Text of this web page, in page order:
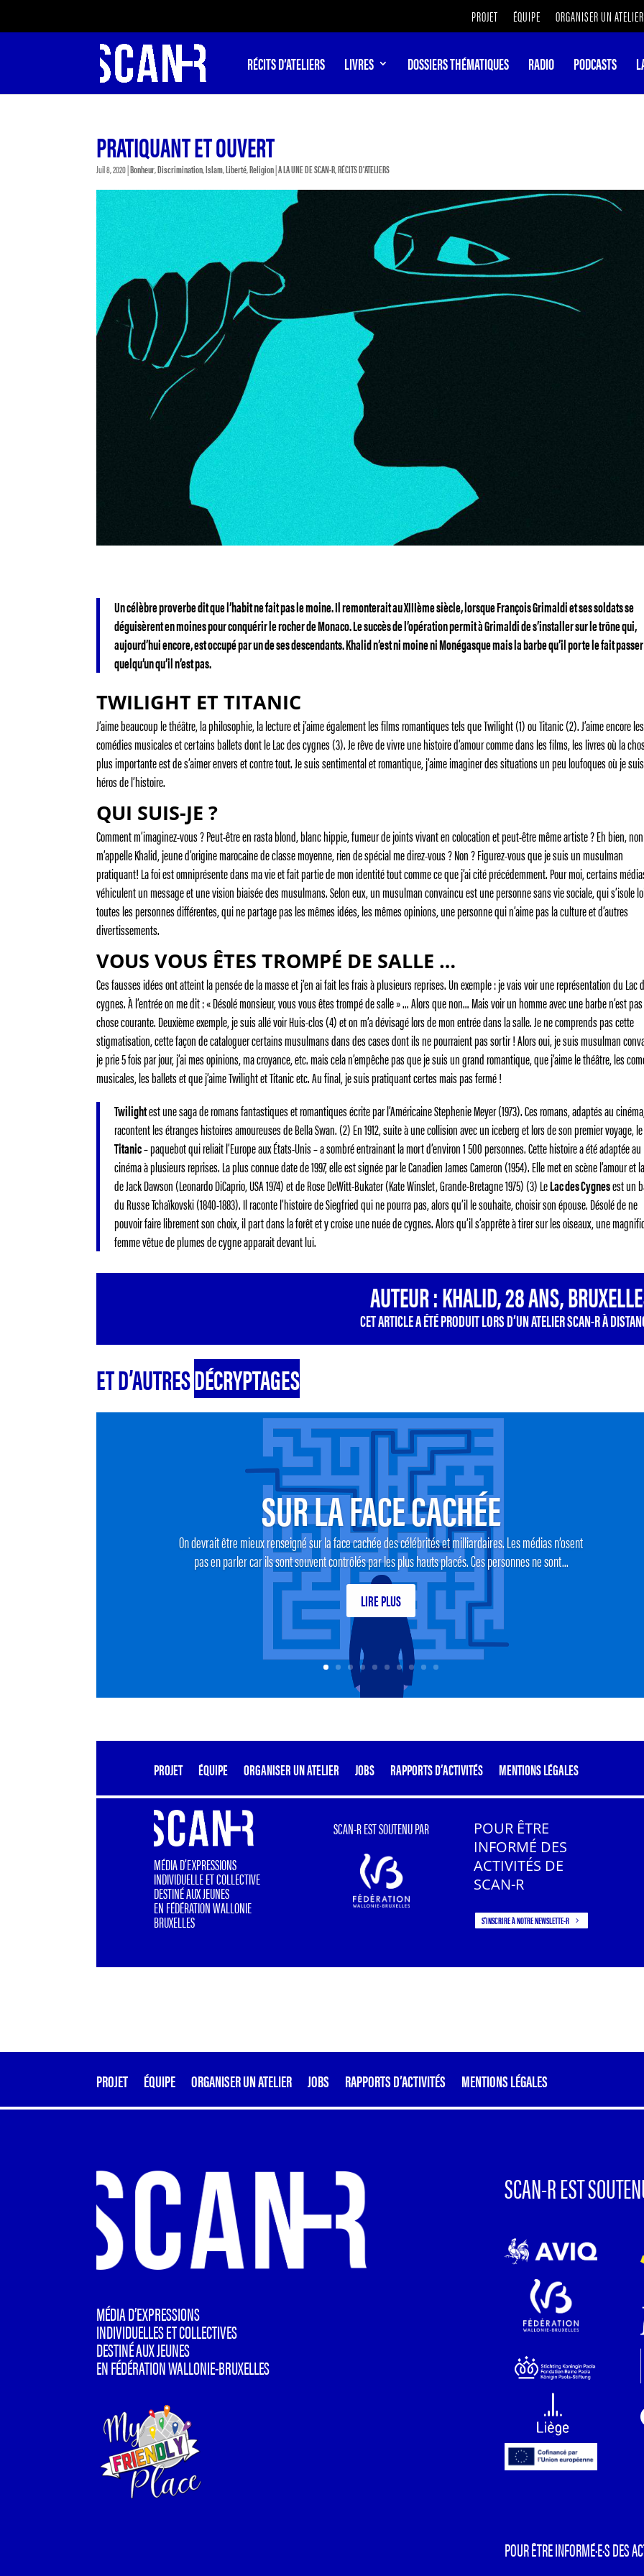
PROJET ÉQUIPE ORGANISER UN ATELIER
RÉCITS D’ATELIERS LIVRES DOSSIERS THÉMATIQUES RADIO PODCASTS
PRATIQUANT ET OUVERT
Juil 8, 2020|Bonheur,Discrimination,Islam,Liberté,Religion|A LA UNE DE SCAN-R,RÉCITS D'ATELIERS
Un célèbre proverbe dit que l’habit ne fait pas le moine. Il remonterait au XIIIème siècle, lorsque François Grimaldi et ses soldats se
déguisèrent en moines pour conquérir le rocher de Monaco. Le succès de l’opération permit à Grimaldi de s’installer sur le trône qui,
aujourd’hui encore, est occupé par un de ses descendants. Khalid n’est ni moine ni Monégasque mais la barbe qu’il porte le fait
quelqu’un qu’il n’est pas.
TWILIGHT ET TITANIC
J’aime beaucoup le théâtre, la philosophie, la lecture et j’aime également les films romantiques tels que Twilight (1) ou Titanic (2). J’aime encore les
comédies musicales et certains ballets dont le Lac des cygnes (3). Je rêve de vivre une histoire d’amour comme dans les films, les livres où la
plus importante est de s’aimer envers et contre tout. Je suis sentimental et romantique, j’aime imaginer des situations un peu loufoques où je
héros de l’histoire.
QUI SUIS-JE ?
Comment m’imaginez-vous ? Peut-être en rasta blond, blanc hippie, fumeur de joints vivant en colocation et peut-être même artiste ? Eh bien,
m’appelle Khalid, jeune d’origine marocaine de classe moyenne, rien de spécial me direz-vous ? Non ? Figurez-vous que je suis un musulman
pratiquant! La foi est omniprésente dans ma vie et fait partie de mon identité tout comme ce que j’ai cité précédemment. Pour moi, certains
véhiculent un message et une vision biaisée des musulmans. Selon eux, un musulman convaincu est une personne sans vie sociale, qui s’isole
toutes les personnes différentes, qui ne partage pas les mêmes idées, les mêmes opinions, une personne qui n’aime pas la culture et d’autres
divertissements.
VOUS VOUS ÊTES TROMPÉ DE SALLE …
Ces fausses idées ont atteint la pensée de la masse et j’en ai fait les frais à plusieurs reprises. Un exemple : je vais voir une représentation du Lac
cygnes. À l’entrée on me dit : « Désolé monsieur, vous vous êtes trompé de salle » … Alors que non… Mais voir un homme avec une barbe n’est pas
chose courante. Deuxième exemple, je suis allé voir Huis-clos (4) et on m’a dévisagé lors de mon entrée dans la salle. Je ne comprends pas cette
stigmatisation, cette façon de cataloguer certains musulmans dans des cases dont ils ne pourraient pas sortir ! Alors oui, je suis musulman
je prie 5 fois par jour, j’ai mes opinions, ma croyance, etc. mais cela n’empêche pas que je suis un grand romantique, que j’aime le théâtre, les
musicales, les ballets et que j’aime Twilight et Titanic etc. Au final, je suis pratiquant certes mais pas fermé !
Twilightest une saga de romans fantastiques et romantiques écrite par l’Américaine Stephenie Meyer (1973). Ces romans, adaptés au
racontent les étranges histoires amoureuses de Bella Swan. (2) En 1912, suite à une collision avec un iceberg et lors de son premier voyage, le
Titanic– paquebot qui reliait l’Europe aux États-Unis – a sombré entrainant la mort d’environ 1 500 personnes. Cette histoire a été adaptée au
cinéma à plusieurs reprises. La plus connue date de 1997, elle est signée par le Canadien James Cameron (1954). Elle met en scène l’amour et
de Jack Dawson (Leonardo DiCaprio, USA 1974) et de Rose DeWitt-Bukater (Kate Winslet, Grande-Bretagne 1975) (3) LeLac des Cygnesest un
du Russe Tchaïkovski (1840-1883). Il raconte l’histoire de Siegfried qui ne pourra pas, alors qu’il le souhaite, choisir son épouse. Désolé de ne
pouvoir faire librement son choix, il part dans la forêt et y croise une nuée de cygnes. Alors qu’il s’apprête à tirer sur les oiseaux, une
femme vêtue de plumes de cygne apparait devant lui.
AUTEUR : KHALID, 28 ANS,
CET ARTICLE A ÉTÉ PRODUIT LORS D’UN ATELIER SCAN-R À
ET D’AUTRESDÉCRYPTAGES
SUR LA FACE CACHÉE
On devrait être mieux renseigné sur la face cachée des célébrités et milliardaires. Les médias n’osent
pas en parler car ils sont souvent contrôlés par les plus hauts placés. Ces personnes ne sont...
LIRE PLUS
PROJET ÉQUIPE ORGANISER UN ATELIER JOBS RAPPORTS D’ACTIVITÉS MENTIONS LÉGALES
MÉDIA D’EXPRESSIONS
INDIVIDUELLE ET COLLECTIVE
DESTINÉ AUX JEUNES
EN FÉDÉRATION WALLONIE
BRUXELLES
SCAN-R EST SOUTENU PAR
POUR ÊTRE
INFORMÉ DES
ACTIVITÉS DE
SCAN-R
S'INSCRIRE À NOTRE NEWSLETTE-R
PROJET ÉQUIPE ORGANISER UN ATELIER JOBS RAPPORTS D’ACTIVITÉS MENTIONS LÉGALES
MÉDIA D’EXPRESSIONS
INDIVIDUELLES ET COLLECTIVES
DESTINÉ AUX JEUNES
EN FÉDÉRATION WALLONIE-BRUXELLES
SCAN-R EST
POUR ÊTRE INFORMÉ·E·S DES